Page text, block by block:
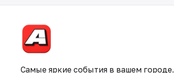
Самые яркие события в вашем городе.